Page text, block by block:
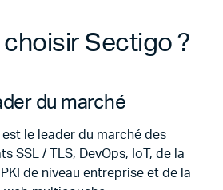
choisir Sectigo ?
du marché
le leader du marché des
SSL / TLS, DevOps, IoT, de la
de niveau entreprise et de la